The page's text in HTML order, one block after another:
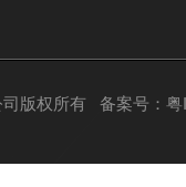
司版权所有 备案号：